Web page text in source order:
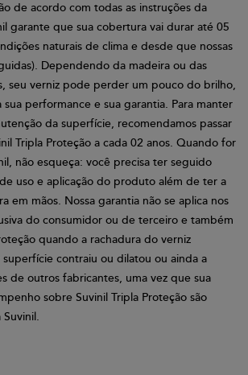
de acordo com todas as instruções da
garante que sua cobertura vai durar até 05
naturais de clima e desde que nossas
Dependendo da madeira ou das
seu verniz pode perder um pouco do brilho,
performance e sua garantia. Para manter
da superfície, recomendamos passar
Tripla Proteção a cada 02 anos. Quando for
não esqueça: você precisa ter seguido
uso e aplicação do produto além de ter a
em mãos. Nossa garantia não se aplica nos
do consumidor ou de terceiro e também
quando a rachadura do verniz
contraiu ou dilatou ou ainda a
de outros fabricantes, uma vez que sua
sobre Suvinil Tripla Proteção são